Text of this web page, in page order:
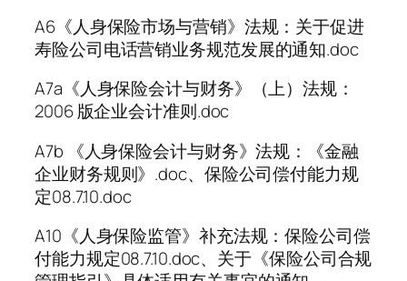
A6《人身保险市场与营销》法规：关于促进
寿险公司电话营销业务规范发展的通知.doc
A7a《人身保险会计与财务》（上）法规：
2006 版企业会计准则.doc
A7b 《人身保险会计与财务》法规：《金融
企业财务规则》.doc、保险公司偿付能力规
定08.7.10.doc
A10《人身保险监管》补充法规：保险公司偿
付能力规定08.7.10.doc、关于《保险公司合规